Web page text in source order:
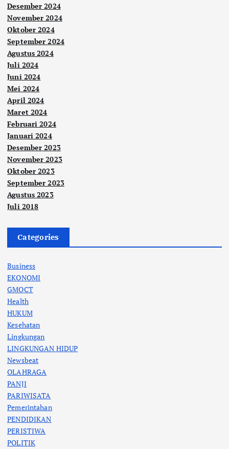
Desember 2024
November 2024
Oktober 2024
September 2024
Agustus 2024
Juli 2024
Juni 2024
Mei 2024
April 2024
Maret 2024
Februari 2024
Januari 2024
Desember 2023
November 2023
Oktober 2023
September 2023
Agustus 2023
Juli 2018
Categories
Business
EKONOMI
GMOCT
Health
HUKUM
Kesehatan
Lingkungan
LINGKUNGAN HIDUP
Newsbeat
OLAHRAGA
PANJI
PARIWISATA
Pemerintahan
PENDIDIKAN
PERISTIWA
POLITIK